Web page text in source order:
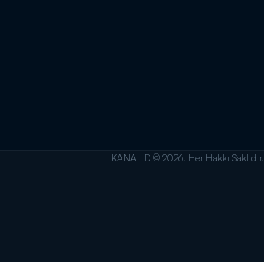
KANAL D © 2026. Her Hakkı Saklıdır.